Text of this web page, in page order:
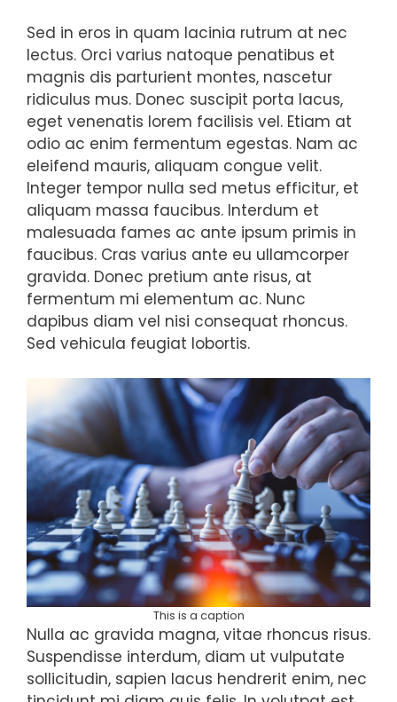
Sed in eros in quam lacinia rutrum at nec
lectus. Orci varius natoque penatibus et
magnis dis parturient montes, nascetur
ridiculus mus. Donec suscipit porta lacus,
eget venenatis lorem facilisis vel. Etiam at
odio ac enim fermentum egestas. Nam ac
eleifend mauris, aliquam congue velit.
Integer tempor nulla sed metus efficitur, et
aliquam massa faucibus. Interdum et
malesuada fames ac ante ipsum primis in
faucibus. Cras varius ante eu ullamcorper
gravida. Donec pretium ante risus, at
fermentum mi elementum ac. Nunc
dapibus diam vel nisi consequat rhoncus.
Sed vehicula feugiat lobortis.
This is a caption
Nulla ac gravida magna, vitae rhoncus risus.
Suspendisse interdum, diam ut vulputate
sollicitudin, sapien lacus hendrerit enim, nec